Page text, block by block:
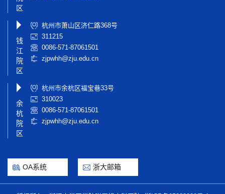
区
钱
江
院
区
杭州市萧山区济仁路368号
311215
0086-571-87061501
zjpwhh@zju.edu.cn
余
杭
院
区
杭州市余杭区福宝巷33号
310023
0086-571-87061501
zjpwhh@zju.edu.cn
OA系统 浙大邮箱